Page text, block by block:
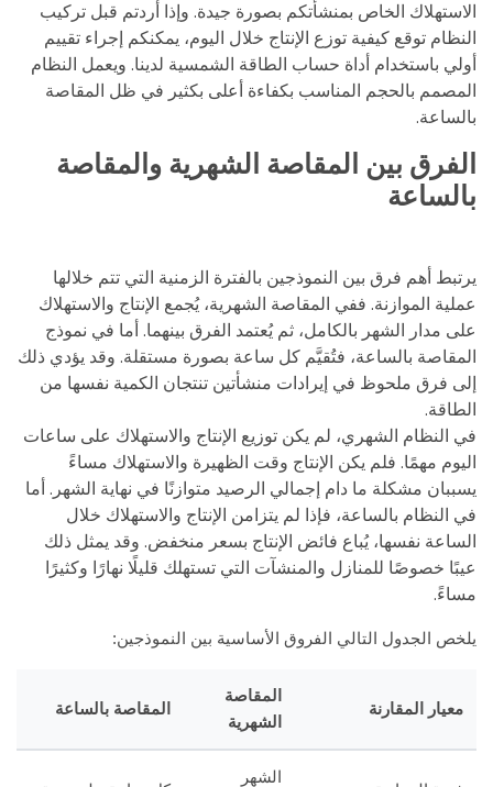
الاستهلاك الخاص بمنشأتكم بصورة جيدة. وإذا أردتم قبل تركيب
النظام توقع كيفية توزع الإنتاج خلال اليوم، يمكنكم إجراء تقييم
أولي باستخدام أداة حساب الطاقة الشمسية لدينا. ويعمل النظام
المصمم بالحجم المناسب بكفاءة أعلى بكثير في ظل المقاصة
بالساعة.
الفرق بين المقاصة الشهرية والمقاصة
بالساعة
يرتبط أهم فرق بين النموذجين بالفترة الزمنية التي تتم خلالها
عملية الموازنة. ففي المقاصة الشهرية، يُجمع الإنتاج والاستهلاك
على مدار الشهر بالكامل، ثم يُعتمد الفرق بينهما. أما في نموذج
المقاصة بالساعة، فتُقيَّم كل ساعة بصورة مستقلة. وقد يؤدي ذلك
إلى فرق ملحوظ في إيرادات منشأتين تنتجان الكمية نفسها من
الطاقة.
في النظام الشهري، لم يكن توزيع الإنتاج والاستهلاك على ساعات
اليوم مهمًا. فلم يكن الإنتاج وقت الظهيرة والاستهلاك مساءً
يسببان مشكلة ما دام إجمالي الرصيد متوازنًا في نهاية الشهر. أما
في النظام بالساعة، فإذا لم يتزامن الإنتاج والاستهلاك خلال
الساعة نفسها، يُباع فائض الإنتاج بسعر منخفض. وقد يمثل ذلك
عيبًا خصوصًا للمنازل والمنشآت التي تستهلك قليلًا نهارًا وكثيرًا
مساءً.
يلخص الجدول التالي الفروق الأساسية بين النموذجين:
معيار المقارنة
المقاصة
الشهرية
المقاصة بالساعة
الشهر